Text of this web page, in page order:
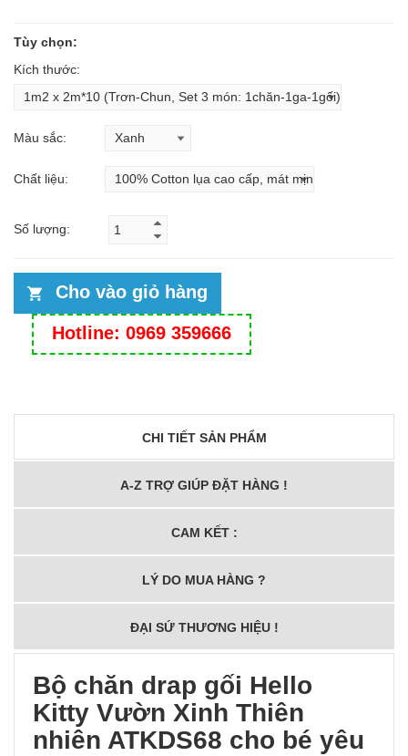
Tùy chọn:
Kích thước:
Màu sắc:
Chất liệu:
Số lượng:
Cho vào giỏ hàng
Hotline: 0969 359666
CHI TIẾT SẢN PHẨM
A-Z TRỢ GIÚP ĐẶT HÀNG !
CAM KẾT :
LÝ DO MUA HÀNG ?
ĐẠI SỨ THƯƠNG HIỆU !
Bộ chăn drap gối Hello
Kitty Vườn Xinh Thiên
nhiên ATKDS68 cho bé yêu